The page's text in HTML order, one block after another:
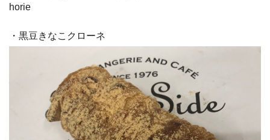
horie
・黒豆きなこクローネ